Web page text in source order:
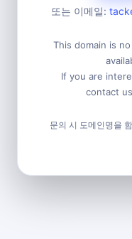
또는 이메일:
This domain is
If you are
contact
문의 시 도메인명을